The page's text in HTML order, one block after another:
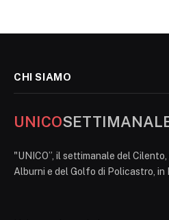
CHI SIAMO
UNICO
"UNICO”, il settimanale del
Alburni e del Golfo di Policastro, in